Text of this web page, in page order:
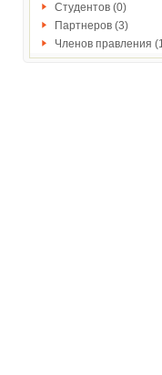
Студентов (0)
Партнеров (3)
Членов правления